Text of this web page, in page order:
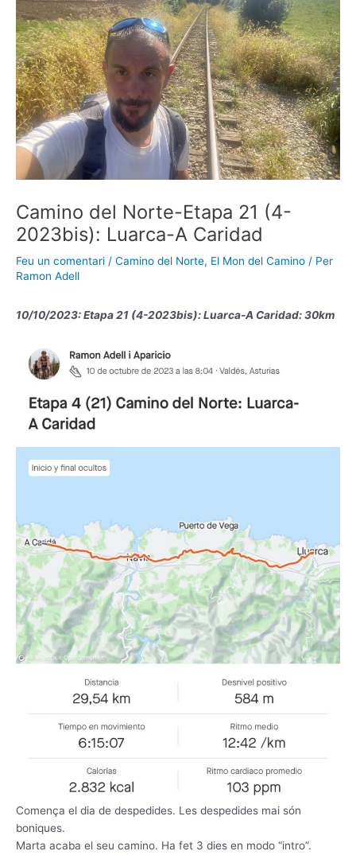
Camino del Norte-Etapa 21 (4-
2023bis): Luarca-A Caridad
Feu un comentari / Camino del Norte, El Mon del Camino / Per
Ramon Adell
10/10/2023: Etapa 21 (4-2023bis): Luarca-A Caridad: 30km
Comença el dia de despedides. Les despedides mai són
boniques.
Marta acaba el seu camino. Ha fet 3 dies en modo “intro”.